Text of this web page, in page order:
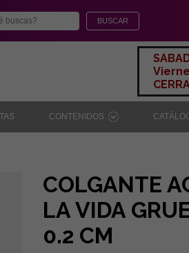
CONTENIDOS
COLGANTE
LA VIDA
0.2 CM